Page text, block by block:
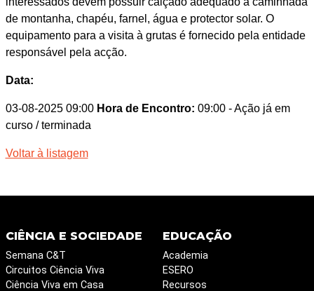
de montanha, chapéu, farnel, água e protector solar. O
equipamento para a visita à grutas é fornecido pela entidade
responsável pela acção.
Data:
03-08-2025 09:00 Hora de Encontro: 09:00 - Ação já em
curso / terminada
Voltar à listagem
CIÊNCIA E SOCIEDADE
Semana C&T
Circuitos Ciência Viva
Ciência Viva em Casa
EDUCAÇÃO
Academia
ESERO
Recursos